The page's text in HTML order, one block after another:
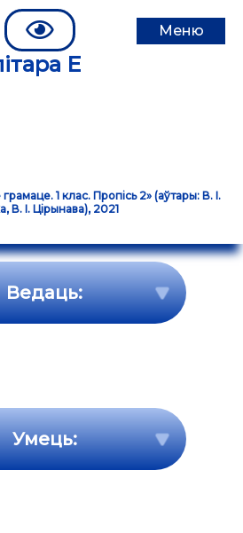
Е
Меню
1 клас. Пропісь 2» (аўтары: В. І.
В. І. Цірынава), 2021
Ведаць:
Умець: